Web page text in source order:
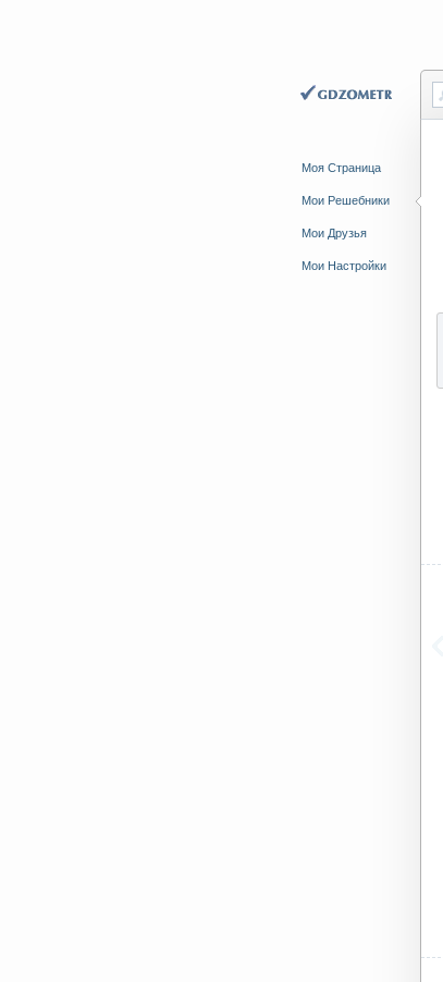
Моя Страница
Мои Решебники
Мои Друзья
Мои Настройки